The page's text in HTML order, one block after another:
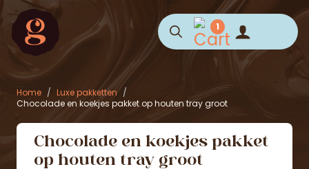
1
Home
Luxe pakketten
Chocolade en koekjes pakket op houten tray groot
Chocolade en koekjes pakket
op houten tray groot